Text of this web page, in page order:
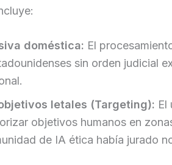
doméstica: El
sin orden judicial
letales (Targeting): El
objetivos humanos en
de IA ética había jurado